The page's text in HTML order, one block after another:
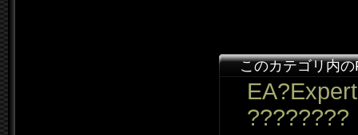
このカテゴリ内
????????